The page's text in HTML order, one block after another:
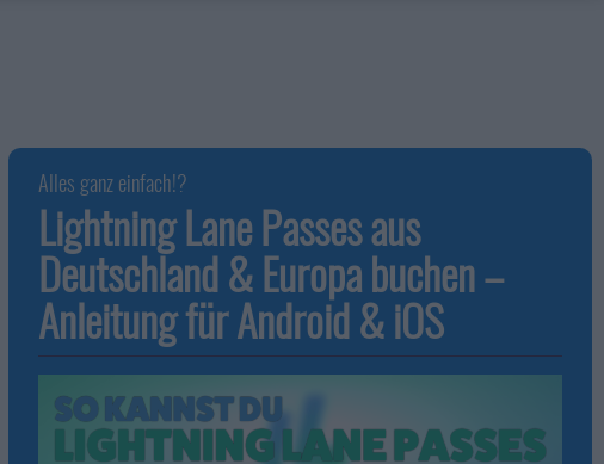
Alles ganz einfach!?
Lightning Lane Passes aus
Deutschland & Europa buchen –
Anleitung für Android & iOS